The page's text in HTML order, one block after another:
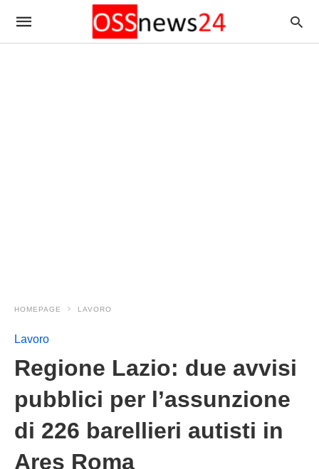
HOMEPAGE LAVORO
Lavoro
Regione Lazio: due avvisi
pubblici per l’assunzione
di 226 barellieri autisti in
Ares Roma